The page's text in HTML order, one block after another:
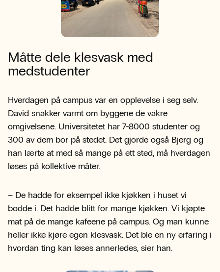
Måtte dele klesvask med
medstudenter
Hverdagen på campus var en opplevelse i seg selv.
David snakker varmt om byggene de vakre
omgivelsene. Universitetet har 7-8000 studenter og
300 av dem bor på stedet. Det gjorde også Bjerg og
han lærte at med så mange på ett sted, må hverdagen
løses på kollektive måter.
– De hadde for eksempel ikke kjøkken i huset vi
bodde i. Det hadde blitt for mange kjøkken. Vi kjøpte
mat på de mange kafeene på campus. Og man kunne
heller ikke kjøre egen klesvask. Det ble en ny erfaring i
hvordan ting kan løses annerledes, sier han.